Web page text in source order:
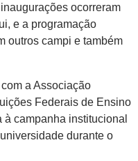
ocorreram
e a programação
outros campi e também
a Associação
Federais de Ensino
campanha institucional
durante o